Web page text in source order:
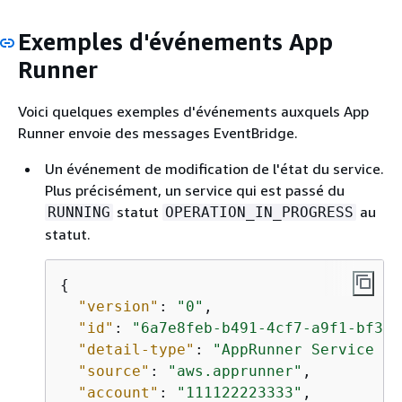
Exemples d'événements App
Runner
Voici quelques exemples d'événements auxquels App
Runner envoie des messages EventBridge.
Un événement de modification de l'état du service.
Plus précisément, un service qui est passé du
RUNNING statut OPERATION_IN_PROGRESS au
statut.
{
"version" : "0" ,
"id" :
"6a7e8feb-b491-4cf7-a9f1-
"detail-type" :
"AppRunner Service
"source" : "aws.apprunner" ,
"account" : "111122223333" ,